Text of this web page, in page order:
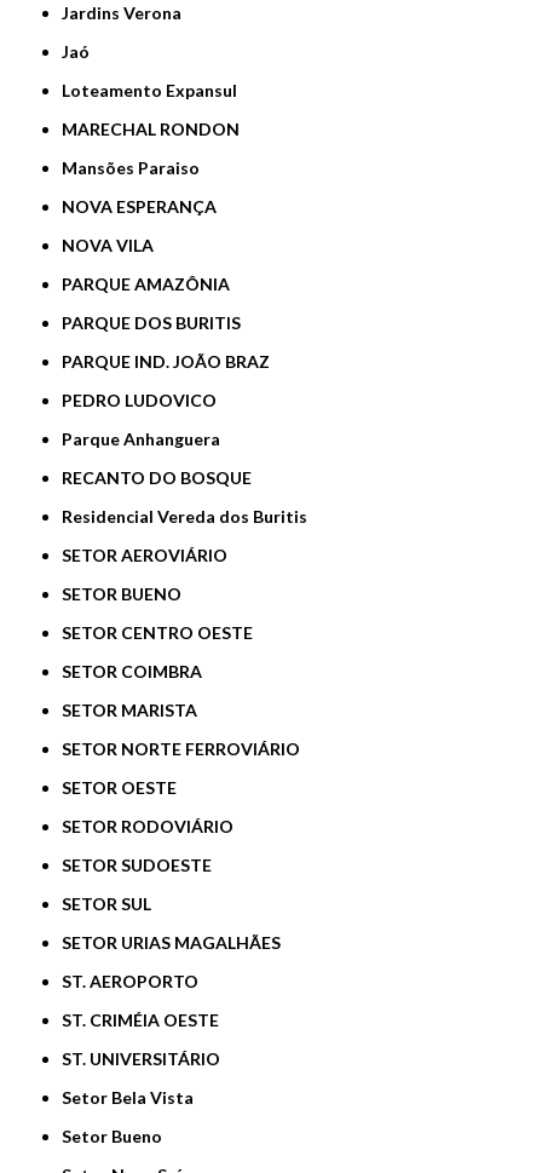
Jardins Verona
Jaó
Loteamento Expansul
MARECHAL RONDON
Mansões Paraiso
NOVA ESPERANÇA
NOVA VILA
PARQUE AMAZÔNIA
PARQUE DOS BURITIS
PARQUE IND. JOÃO BRAZ
PEDRO LUDOVICO
Parque Anhanguera
RECANTO DO BOSQUE
Residencial Vereda dos Buritis
SETOR AEROVIÁRIO
SETOR BUENO
SETOR CENTRO OESTE
SETOR COIMBRA
SETOR MARISTA
SETOR NORTE FERROVIÁRIO
SETOR OESTE
SETOR RODOVIÁRIO
SETOR SUDOESTE
SETOR SUL
SETOR URIAS MAGALHÃES
ST. AEROPORTO
ST. CRIMÉIA OESTE
ST. UNIVERSITÁRIO
Setor Bela Vista
Setor Bueno